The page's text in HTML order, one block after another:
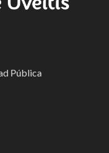
Pública